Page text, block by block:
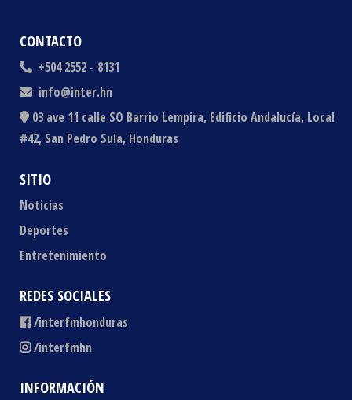
CONTACTO
+504 2552 - 8131
info@inter.hn
03 ave 11 calle SO Barrio Lempira, Edificio Andalucía, Local
#42, San Pedro Sula, Honduras
SITIO
Noticias
Deportes
Entretenimiento
REDES SOCIALES
/interfmhonduras
/interfmhn
INFORMACIÓN